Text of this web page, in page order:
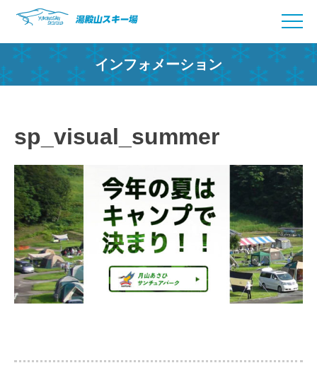
content
インフォメーション
sp_visual_summer